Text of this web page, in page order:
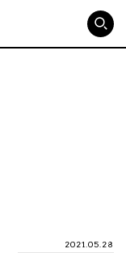
2021.05.28